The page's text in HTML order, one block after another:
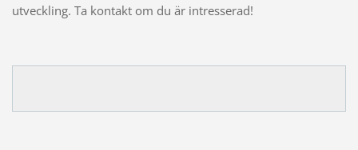
utveckling. Ta kontakt om du är intresserad!